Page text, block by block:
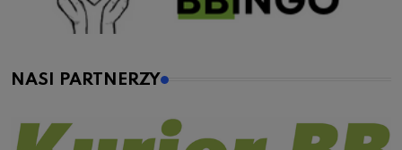
NASI PARTNERZY